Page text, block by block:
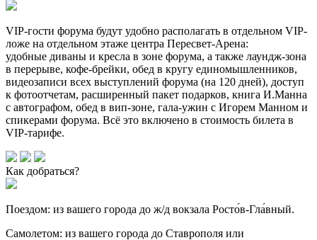
VIP-гости форума будут удобно располагать в отдельном VIP-
ложе на отдельном этаже центра Пересвет-Арена:
удобные диваны и кресла в зоне форума, а также лаундж-зона
в перерыве, кофе-брейки, обед в кругу единомышленников,
видеозаписи всех выступлений форума (на 120 дней), доступ
к фотоотчетам, расширенный пакет подарков, книга И.Манна
с автографом, обед в вип-зоне, гала-ужин с Игорем Манном и
спикерами форума. Всё это включено в стоимость билета в
VIP-тарифе.
Как добраться?
Поездом: из вашего города до ж/д вокзала Росто́в-Гла́вный.
Самолетом: из вашего города до Ставрополя или